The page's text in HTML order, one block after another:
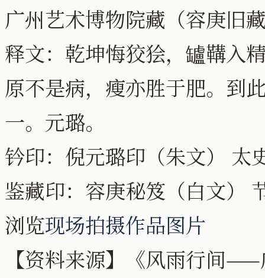
广州艺术博物院藏（容庚旧
释文：乾坤悔狡狯，罏鞲入
原不是病，瘦亦胜于肥。到
一。元璐。
钤印：倪元璐印（朱文） 太
鉴藏印：容庚秘笈（白文）
浏览现场拍摄作品图片
【资料来源】《风雨行间